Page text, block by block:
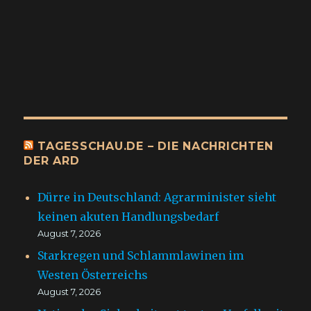
TAGESSCHAU.DE – DIE NACHRICHTEN
DER ARD
Dürre in Deutschland: Agrarminister sieht
keinen akuten Handlungsbedarf
August 7, 2026
Starkregen und Schlammlawinen im
Westen Österreichs
August 7, 2026